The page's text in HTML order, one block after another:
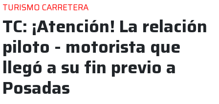
TURISMO CARRETERA
TC: ¡Atención! La relación
piloto - motorista que
llegó a su fin previo a
Posadas